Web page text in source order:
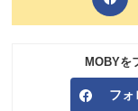
MOBYを
フォ